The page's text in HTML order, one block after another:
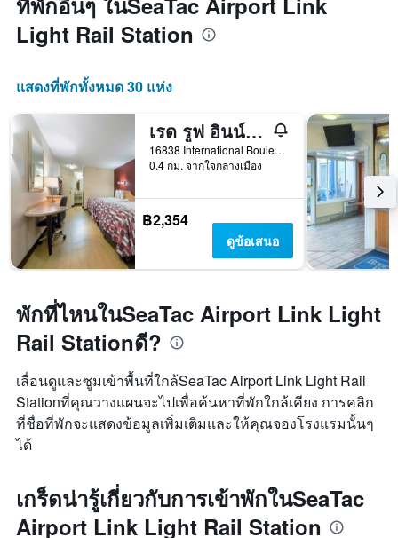
Light Rail Station
แสดงที่พักทั้งหมด 30 แห่ง
เรด รูฟ อินน์ สนามบินซีแอตเทิล - ซีแทค
16838 International Boulevard, ซีแทค, WA, สหรัฐอเมริกา
0.4 กม. จากใจกลางเมือง
฿2,354
ดูข้อเสนอ
พักที่ไหนในSeaTac Airport Link Light
Rail Stationดี?
เลื่อนดูและซูมเข้าพื้นที่ใกล้SeaTac Airport Link Light Rail
Stationที่คุณวางแผนจะไปเพื่อค้นหาที่พักใกล้เคียง การคลิก
ที่ชื่อที่พักจะแสดงข้อมูลเพิ่มเติมและให้คุณจองโรงแรมนั้นๆ
ได้
เกร็ดน่ารู้เกี่ยวกับการเข้าพักในSeaTac
Airport Link Light Rail Station